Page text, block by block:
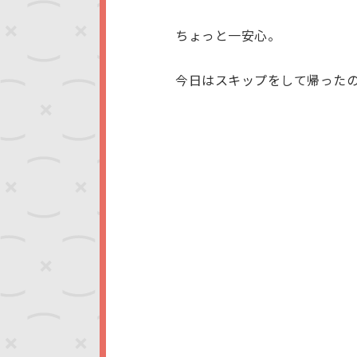
ちょっと一安心。
今日はスキップをして帰った